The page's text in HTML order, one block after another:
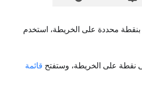
محددة على الخريطة، استخدم
نقطة على الخريطة، وستفتح قائمة